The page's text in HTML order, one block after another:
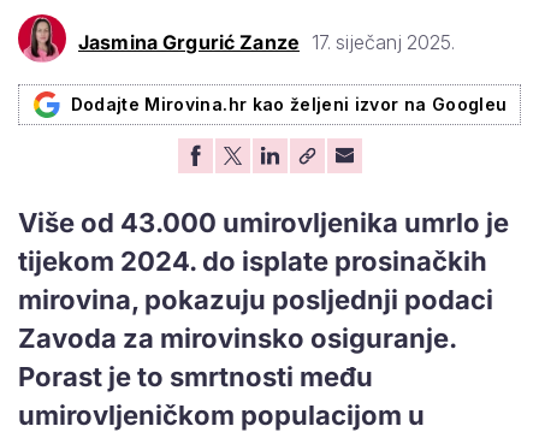
Jasmina Grgurić Zanze 17. siječanj 2025.
Dodajte Mirovina.hr kao željeni izvor na Googleu
Više od 43.000 umirovljenika umrlo je
tijekom 2024. do isplate prosinačkih
mirovina, pokazuju posljednji podaci
Zavoda za mirovinsko osiguranje.
Porast je to smrtnosti među
umirovljeničkom populacijom u